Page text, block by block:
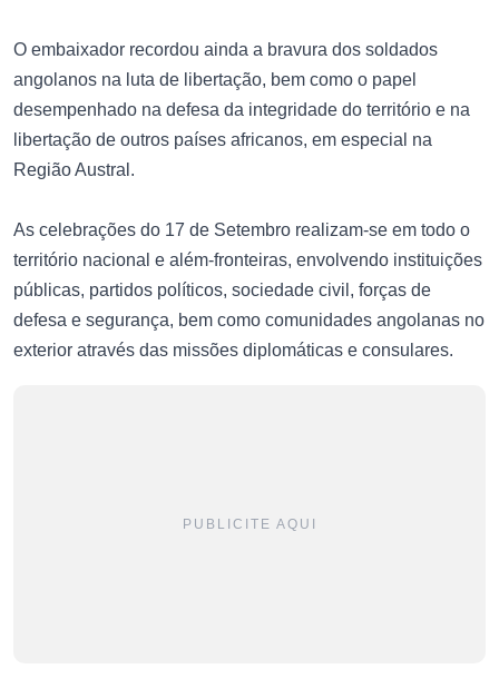
O embaixador recordou ainda a bravura dos soldados
angolanos na luta de libertação, bem como o papel
desempenhado na defesa da integridade do território e na
libertação de outros países africanos, em especial na
Região Austral.
As celebrações do 17 de Setembro realizam-se em todo o
território nacional e além-fronteiras, envolvendo instituições
públicas, partidos políticos, sociedade civil, forças de
defesa e segurança, bem como comunidades angolanas no
exterior através das missões diplomáticas e consulares.
PUBLICITE AQUI